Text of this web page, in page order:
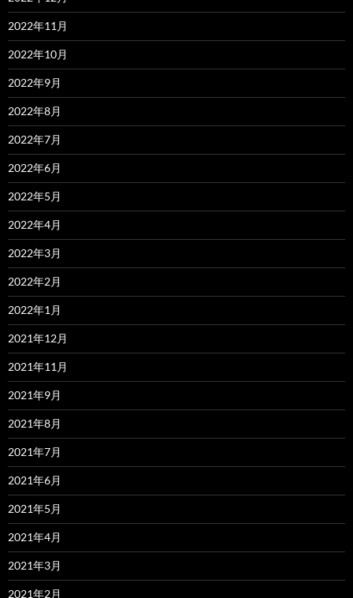
2022年11月
2022年10月
2022年9月
2022年8月
2022年7月
2022年6月
2022年5月
2022年4月
2022年3月
2022年2月
2022年1月
2021年12月
2021年11月
2021年9月
2021年8月
2021年7月
2021年6月
2021年5月
2021年4月
2021年3月
2021年2月